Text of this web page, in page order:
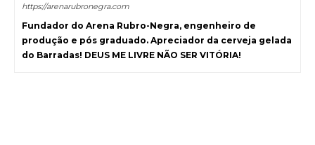
https://arenarubronegra.com
Fundador do Arena Rubro-Negra, engenheiro de
produção e pós graduado. Apreciador da cerveja gelada
do Barradas! DEUS ME LIVRE NÃO SER VITÓRIA!